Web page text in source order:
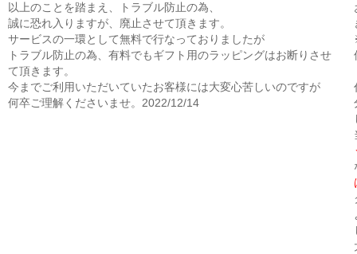
以上のことを踏まえ、トラブル防止の為、
誠に恐れ入りますが、廃止させて頂きます。
サービスの一環として無料で行なっておりましたが
トラブル防止の為、有料でもギフト用のラッピングはお断りさせ
て頂きます。
今までご利用いただいていたお客様には大変心苦しいのですが
何卒ご理解くださいませ。2022/12/14